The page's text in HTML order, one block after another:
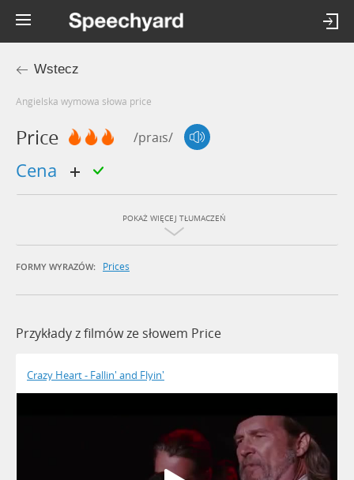
Wstecz
Angielska wymowa słowa price
Price /praɪs/
cena
POKAŻ WIĘCEJ TŁUMACZEŃ
FORMY WYRAZÓW: Prices
Przykłady z filmów ze słowem Price
Crazy Heart - Fallin' and Flyin'